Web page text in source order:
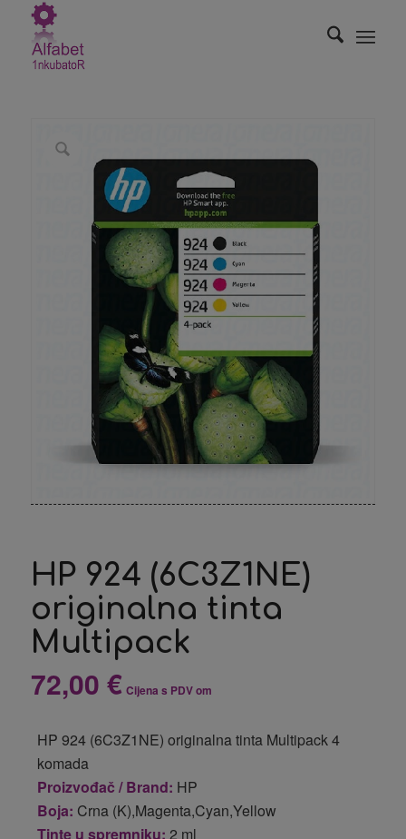
HP 924 (6C3Z1NE)
originalna tinta
Multipack
72,00 € Cijena s PDV om
HP 924 (6C3Z1NE) originalna tinta Multipack 4
komada
Proizvođač / Brand: HP
Boja: Crna (K),Magenta,Cyan,Yellow
Tinte u spremniku: 2 ml